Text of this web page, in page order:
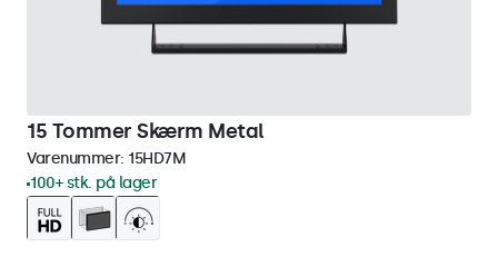
15 Tommer Skærm Metal
Varenummer: 15HD7M
100+ stk. på lager